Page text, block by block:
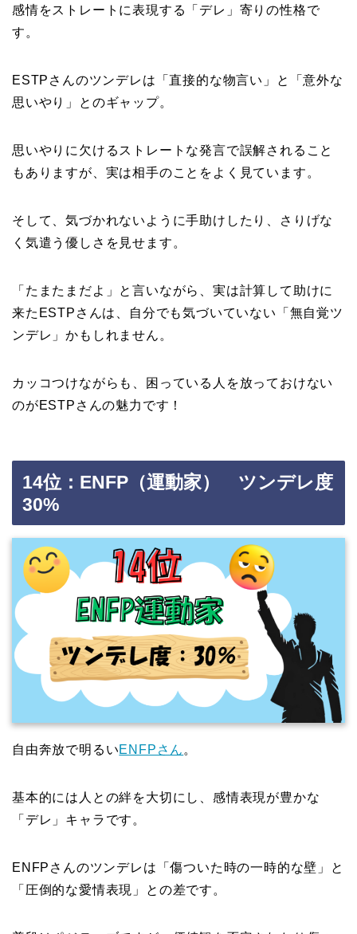
感情をストレートに表現する「デレ」寄りの性格で
す。
ESTPさんのツンデレは「直接的な物言い」と「意外な
思いやり」とのギャップ。
思いやりに欠けるストレートな発言で誤解されること
もありますが、実は相手のことをよく見ています。
そして、気づかれないように手助けしたり、さりげな
く気遣う優しさを見せます。
「たまたまだよ」と言いながら、実は計算して助けに
来たESTPさんは、自分でも気づいていない「無自覚ツ
ンデレ」かもしれません。
カッコつけながらも、困っている人を放っておけない
のがESTPさんの魅力です！
14位：ENFP（運動家） ツンデレ度
30%
自由奔放で明るいENFPさん 。
基本的には人との絆を大切にし、感情表現が豊かな
「デレ」キャラです。
ENFPさんのツンデレは「傷ついた時の一時的な壁」と
「圧倒的な愛情表現」との差です。